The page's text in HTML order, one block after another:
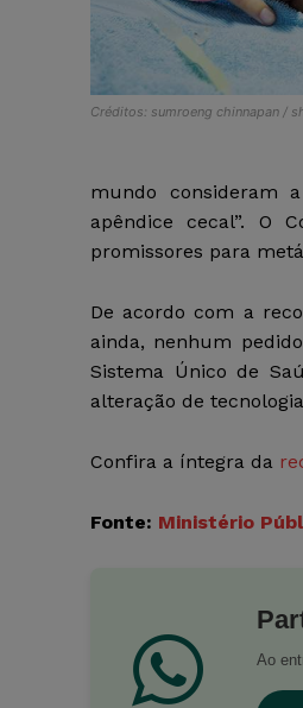
Créditos: sumroeng chinnapan /
mundo consideram
apêndice cecal”. O
promissores para
De acordo com a
ainda, nenhum
Sistema Único de
alteração de
Confira a íntegra da
Fonte: Ministério
Ao